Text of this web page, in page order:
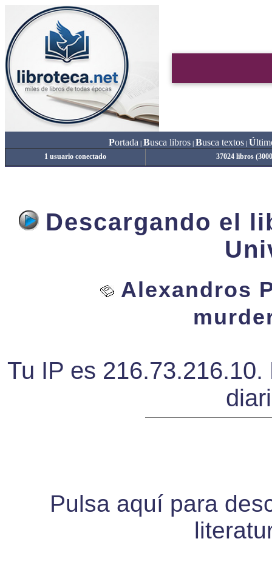
Portada Busca libros| Busca textos| Ú
1 usuario conectado 37024 libros
Descargando el
Alexandros
Tu IP es
Pulsa aquí para